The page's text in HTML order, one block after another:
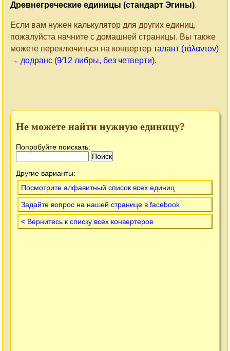
Древнегреческие единицы (стандарт Эгины).
Если вам нужен калькулятор для других единиц,
пожалуйста начните с домашней страницы. Вы также
можете переключиться на конвертер талант (τάλαντον)
→ додранс (9⁄12 либры, без четверти).
Не можете найти нужную единицу?
Попробуйте поискать:
Другие варианты:
Посмотрите алфавитный список всех единиц
Задайте вопрос на нашей странице в facebook
< Вернитесь к списку всех конвертеров